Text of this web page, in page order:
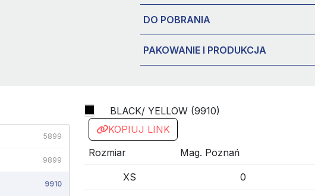
DO POBRANIA
PAKOWANIE I PRODUKCJA
5899
9899
9910
BLACK/ YELLOW (9910)
KOPIUJ LINK
Rozmiar
Mag. Poznań
XS 0